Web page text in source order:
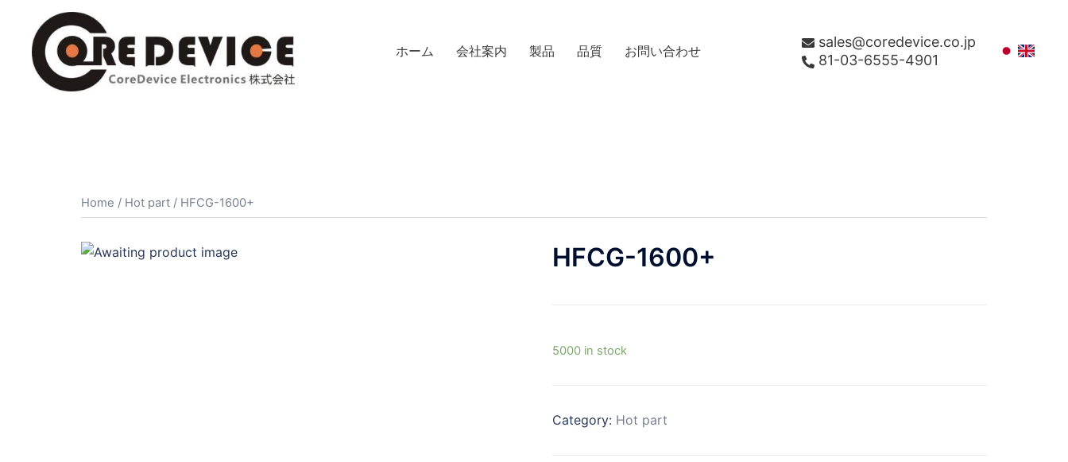
ホーム 会社案内 製品 品質 お問い合わせ
sales@coredevice.co.jp
81-03-6555-4901
Home / Hot part / HFCG-1600+
HFCG-1600+
5000 in stock
Category: Hot part